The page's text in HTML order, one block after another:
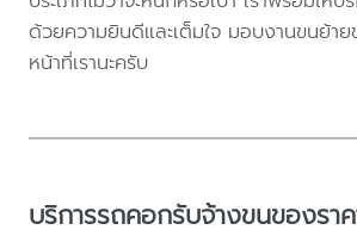
ด้วยความยินดีและเต็มใจ มอบงานขนย้าย
หน้าที่เรานะครับ
บริการรถคอกรับจ้างขนของรา